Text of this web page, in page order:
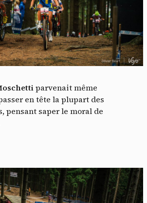
parvenait même
en tête la plupart des
pensant saper le moral de